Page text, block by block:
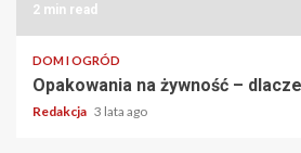
2 min read
DOM I OGRÓD
Opakowania na żywność –
Redakcja 3 lata ago